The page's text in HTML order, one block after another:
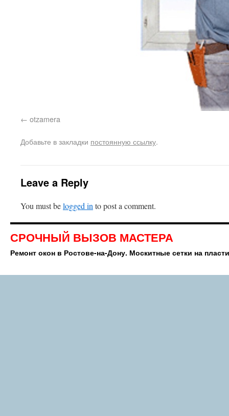
otzamera
Добавьте в закладки постоянную ссылку.
Leave a Reply
You must belogged in to post a comment.
СРОЧНЫЙ ВЫЗОВ МАСТЕРА
Ремонт окон в Ростове-на-Дону. Москитные сетки на